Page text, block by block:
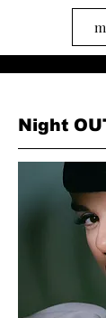
Night